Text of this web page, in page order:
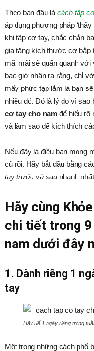
Theo bạn đâu là cách tập
áp dụng phương pháp ‘thấy
khi tập cơ tay, chắc chắn
gia tăng kích thước cơ bắp
mãi mãi sẽ quẩn quanh
bao giờ nhận ra rằng, chỉ
mấy phức tạp lắm là bạn
nhiều đó. Đó là lý do vì sao
cơ tay cho nam để hiểu rõ
và làm sao để kích thích
Nếu đây là điều bạn mong
cũ rồi. Hãy bắt đầu bằng
tay trước và sau nhanh
Hãy cùng
chi tiết trong
nam dưới đây
1. Dành riêng 1
tay
Hãy để 1 ngày riêng trong
Một trong những cách phổ